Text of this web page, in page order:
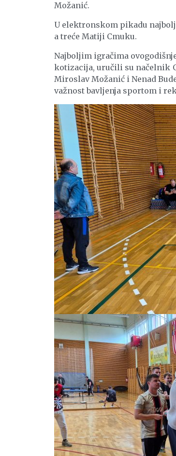
Možanić.
U elektronskom pikadu
a treće Matiji Cmuku.
Najboljim igračima
kotizacija, uručili su načelnik
Miroslav Možanić i Nenad
važnost bavljenja sportom i